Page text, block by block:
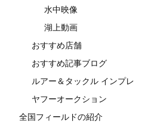
水中映像
湖上動画
おすすめ店舗
おすすめ記事ブログ
ルアー＆タックル インプレ
ヤフーオークション
全国フィールドの紹介